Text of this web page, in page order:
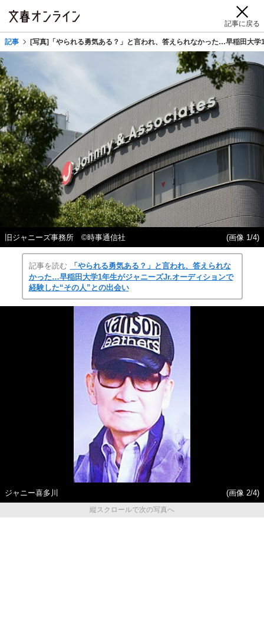
記事に戻る
記事 [写真]「やられる勇気ある？」と言われ、答えられなかった…早稲田大
旧ジャニーズ事務所 ©時事通信社 (画像 1/4)
記事を読む
「やられる勇気ある？」と言われ、答えられな
かった…早稲田大学1年生がジャニーズJr.オーディションで
経験した“その人”との出会い
ジャニー喜多川
(画像 2/4)
縦スクロールで次の写真へ